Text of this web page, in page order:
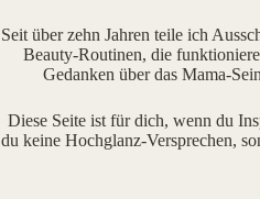
Seit über zehn Jahren teile ich
Beauty-Routinen, die
Gedanken über das Mama-
Diese Seite ist für dich, wenn du
du keine Hochglanz-Versprechen,